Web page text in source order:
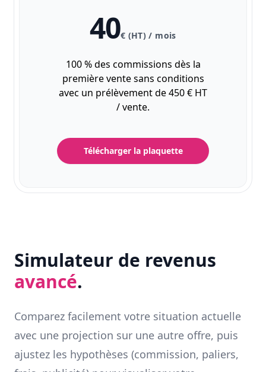
40€ (HT) / mois
100 % des commissions dès la
première vente sans conditions
avec un prélèvement de 450 € HT
/ vente.
Télécharger la plaquette
Simulateur de revenus
avancé.
Comparez facilement votre situation actuelle
avec une projection sur une autre offre, puis
ajustez les hypothèses (commission, paliers,